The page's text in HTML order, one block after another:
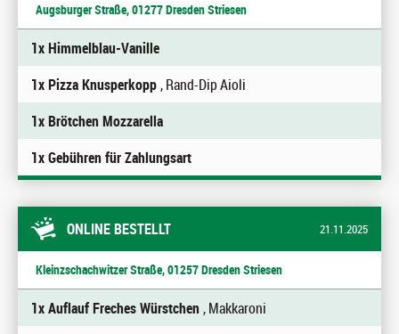
Augsburger Straße, 01277 Dresden Striesen
1x Himmelblau-Vanille
1x Pizza Knusperkopp, Rand-Dip Aioli
1x Brötchen Mozzarella
1x Gebühren für Zahlungsart
ONLINE BESTELLT 21.11.2025
Kleinzschachwitzer Straße, 01257 Dresden Striesen
1x Auflauf Freches Würstchen, Makkaroni